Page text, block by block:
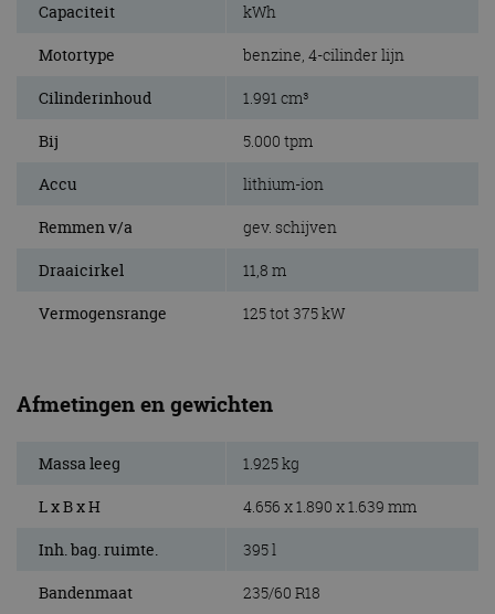
Capaciteit kWh
Motortype benzine, 4-cilinder lijn
Cilinderinhoud 1.991 cm³
Bij 5.000 tpm
Accu lithium-ion
Remmen v/a gev. schijven
Draaicirkel 11,8 m
Vermogensrange 125 tot 375 kW
Afmetingen en gewichten
Massa leeg 1.925 kg
L x B x H 4.656 x 1.890 x 1.639 mm
Inh. bag. ruimte. 395 l
Bandenmaat 235/60 R18